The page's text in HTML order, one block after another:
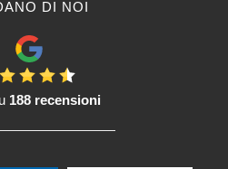
DI NOI
188 recensioni